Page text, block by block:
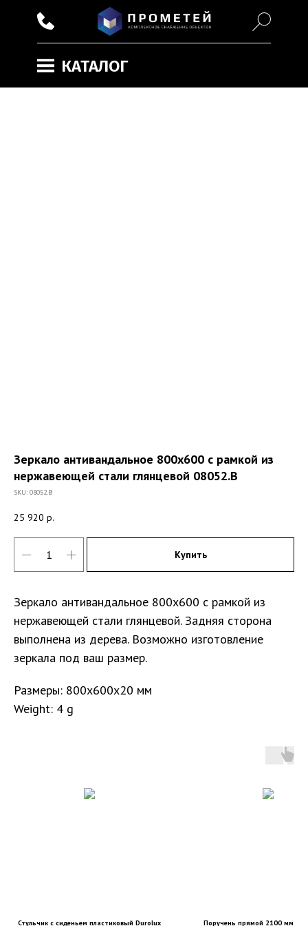
КАТАЛОГ
Зеркало антивандальное 800х600 с рамкой из
нержавеющей стали глянцевой 08052.B
SKU: 08052.B
25 920 р.
Купить
Зеркало антивандальное 800х600 с рамкой из
нержавеющей стали глянцевой. Задняя сторона
выполнена из дерева. Возможно изготовление
зеркала под ваш размер.
Размеры: 800х600х20 мм
Weight: 4 g
Стульчик с сиденьем пластиковый Durolux
Поручень прямой 2100 мм
Красногвардейская пл., 3, пом. Е4-120,